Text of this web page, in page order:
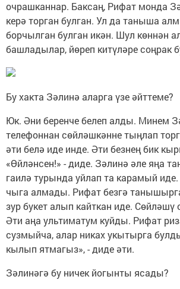
очрашканнар. Баксаң, Рифат монда
керә торган булган. Ул да таныша
борчылган булган икән. Шул көннән
башладылар, йөреп китүләре соңрак
Бу хакта Зәлинә аларга үзе әйттеме?
Юк. Әни беренче белеп алды. Минем
телефоннан сөйләшкәнне тыңлап
әти белә иде инде. Әти безнең бик
«Өйләнсен!» - диде. Зәлинә әле яңа
гаилә турында уйлап та карамый иде.
чыга алмады. Рифат безгә
зур букет алып кайткан иде.
Әти аңа ультиматум куйды. Рифат
сузмыйча, алар никах укытырга
кылып ятмагыз», - диде әти.
Зәлинәгә бу ничек йогынты ясады?